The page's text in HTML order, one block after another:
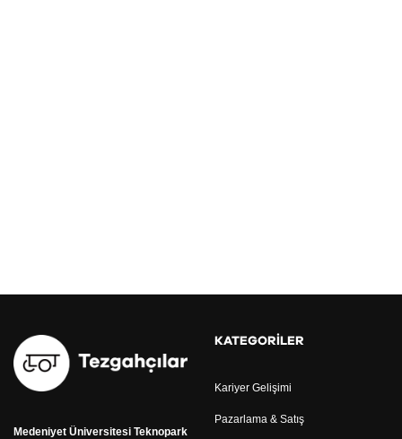
Medeniyet Üniversitesi Teknopark
KATEGORILER
Kariyer Gelişimi
Pazarlama & Satış